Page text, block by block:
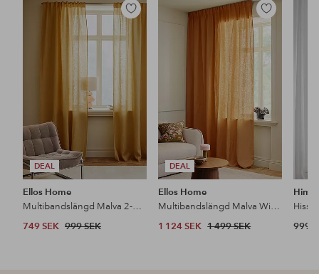
DEAL
Lägg
till
i
Ellos Home
Multibandslängd Malva 2-pack i 100% lin
749 SEK 999 SEK
DEAL
Lägg
till
favoriter
Ellos Home
Multibandslängd Malva Wide extra bred, 1 st i 100% lin
1 124 SEK 1 499 SEK
Himla
999